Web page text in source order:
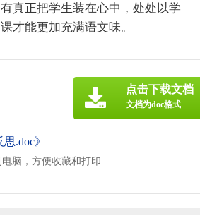
真正把学生装在心中，处处以学
才能更加充满语文味。
.doc》
脑，方便收藏和打印
点击下载文档
文档为doc格式